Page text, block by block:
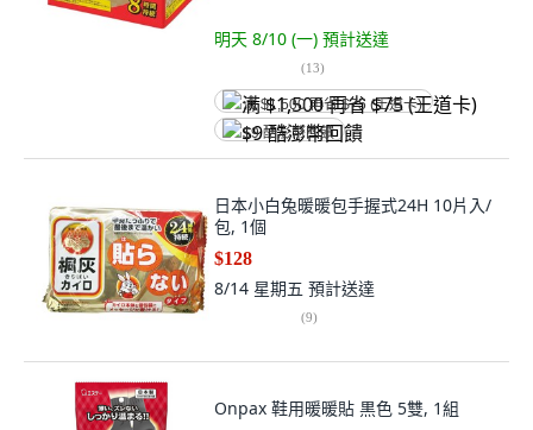
明天 8/10 (一) 預計送達
(13)
满 $1,500 再省 $75 (王道卡)
$9 酷澎幣回饋
日本小白兔暖暖包手握式24H 10片入/
包, 1個
$128
8/14 星期五 預計送達
(9)
Onpax 鞋用暖暖貼 黒色 5雙, 1組